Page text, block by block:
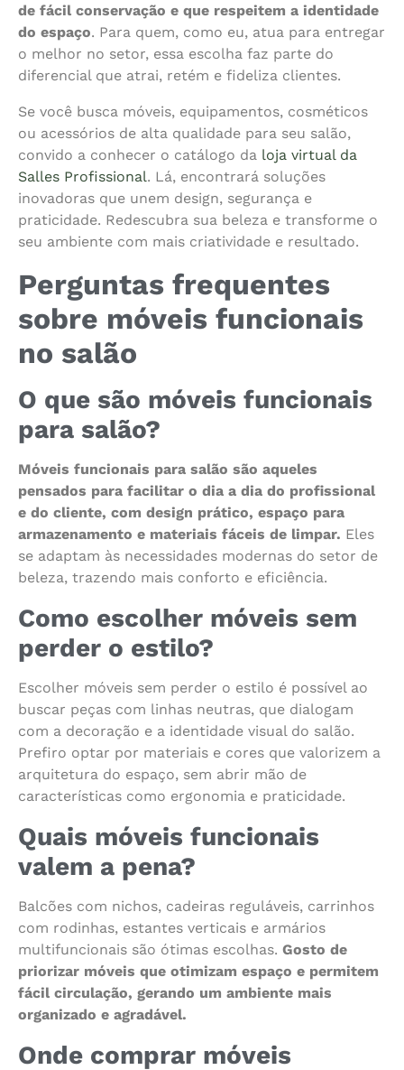
de fácil conservação e que respeitem a identidade
do espaço. Para quem, como eu, atua para entregar
o melhor no setor, essa escolha faz parte do
diferencial que atrai, retém e fideliza clientes.
Se você busca móveis, equipamentos, cosméticos
ou acessórios de alta qualidade para seu salão,
convido a conhecer o catálogo da loja virtual da
Salles Profissional. Lá, encontrará soluções
inovadoras que unem design, segurança e
praticidade. Redescubra sua beleza e transforme o
seu ambiente com mais criatividade e resultado.
Perguntas frequentes
sobre móveis funcionais
no salão
O que são móveis funcionais
para salão?
Móveis funcionais para salão são aqueles
pensados para facilitar o dia a dia do profissional
e do cliente, com design prático, espaço para
armazenamento e materiais fáceis de limpar. Eles
se adaptam às necessidades modernas do setor de
beleza, trazendo mais conforto e eficiência.
Como escolher móveis sem
perder o estilo?
Escolher móveis sem perder o estilo é possível ao
buscar peças com linhas neutras, que dialogam
com a decoração e a identidade visual do salão.
Prefiro optar por materiais e cores que valorizem a
arquitetura do espaço, sem abrir mão de
características como ergonomia e praticidade.
Quais móveis funcionais
valem a pena?
Balcões com nichos, cadeiras reguláveis, carrinhos
com rodinhas, estantes verticais e armários
multifuncionais são ótimas escolhas. Gosto de
priorizar móveis que otimizam espaço e permitem
fácil circulação, gerando um ambiente mais
organizado e agradável.
Onde comprar móveis